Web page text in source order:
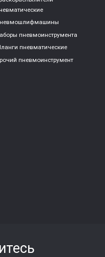
пневмоинструмента
пневматические
пневмоинструмент